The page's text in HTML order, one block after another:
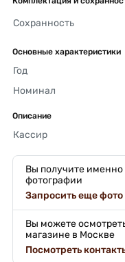
Сохранность
Основные характеристики
Год
Номинал
Описание
Кассир
Вы получите именно
фотографии
Запросить еще фото
Вы можете
магазине в Москве
Посмотреть